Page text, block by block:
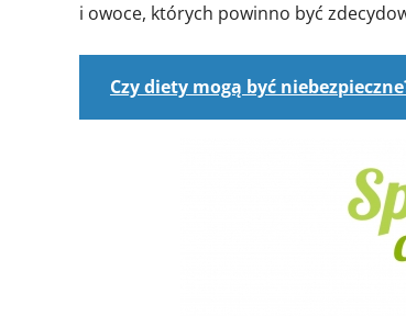
i owoce, których powinno być
Czy diety mogą być